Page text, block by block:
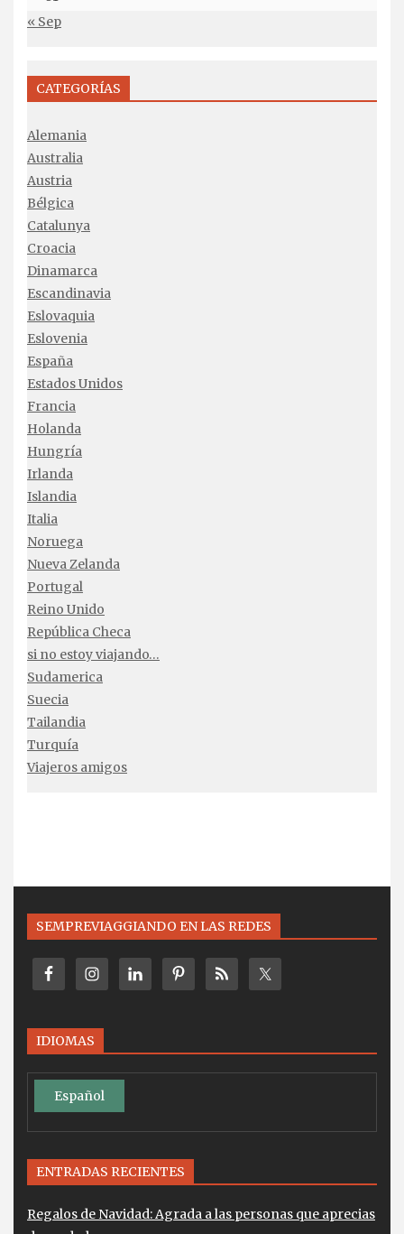
« Sep
CATEGORÍAS
Alemania
Australia
Austria
Bélgica
Catalunya
Croacia
Dinamarca
Escandinavia
Eslovaquia
Eslovenia
España
Estados Unidos
Francia
Holanda
Hungría
Irlanda
Islandia
Italia
Noruega
Nueva Zelanda
Portugal
Reino Unido
República Checa
si no estoy viajando…
Sudamerica
Suecia
Tailandia
Turquía
Viajeros amigos
SEMPREVIAGGIANDO EN LAS REDES
IDIOMAS
Español
ENTRADAS RECIENTES
Regalos de Navidad: Agrada a las personas que aprecias